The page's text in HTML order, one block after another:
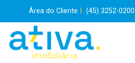
Área do Cliente (45) 3252-0200